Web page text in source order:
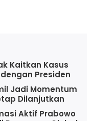
Kaitkan Kasus
Presiden
Jadi Momentum
Dilanjutkan
Aktif Prabowo